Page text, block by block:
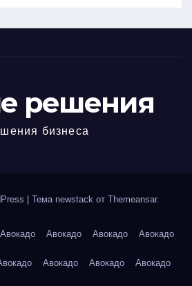
решения
бизнеса
Тема newstack от Themeansar.
Авокадо Авокадо Авокадо Авокадо
Авокадо Авокадо Авокадо